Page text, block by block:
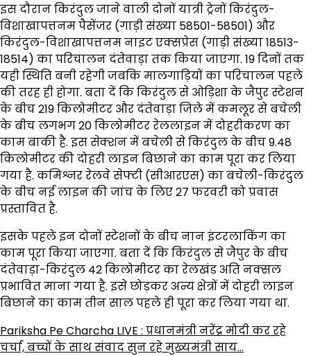
इस दौरान किरंदुल जाने वाली दोनों यात्री ट्रेनों किरंदुल-
विशाखापत्तनम पैसेंजर (गाड़ी संख्या 58501-58501) और
किरंदुल-विशाखापत्तनम नाइट एक्सप्रेस (गाड़ी संख्या 18513-
18514) का परिचालन दंतेवाड़ा तक किया जाएगा. 19 दिनों तक
यही स्थिति बनी रहेगी जबकि मालगाड़ियों का परिचालन पहले
की तरह ही होगा. बता दें कि किरंदुल से ओड़िशा के जैपुर स्टेशन
के बीच 219 किलोमीटर और दंतेवाड़ा जिले में कमलूर से बचेली
के बीच लगभग 20 किलोमीटर रेललाइन में दोहरीकरण का
काम बाकी है. इस सेक्शन में बचेली से किरंदुल के बीच 9.48
किलोमीटर की दोहरी लाइन बिछाने का काम पूरा कर लिया
गया है. कमिश्नर रेलवे सेफ्टी (सीआरएस) का बचेली-किरंदुल
के बीच नई लाइन की जांच के लिए 27 फरवरी को प्रवास
प्रस्तावित है.
इसके पहले इन दोनों स्टेशनों के बीच नान इंटरलाकिंग का
काम पूरा किया जाएगा. बता दें कि किरंदुल से जैपुर के बीच
दंतेवाड़ा-किरंदुल 42 किलोमीटर का रेलखंड अति नक्सल
प्रभावित माना गया है. इसे छोड़कर अन्य क्षेत्रों में दोहरी लाइन
बिछाने का काम तीन साल पहले ही पूरा कर लिया गया था.
Pariksha Pe Charcha LIVE : प्रधानमंत्री नरेंद्र मोदी कर रहे
चर्चा, बच्चों के साथ संवाद सुन रहे मुख्यमंत्री साय…